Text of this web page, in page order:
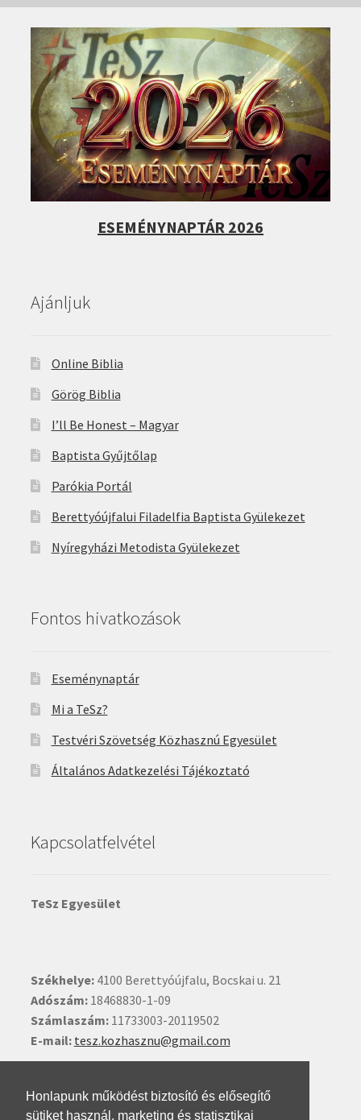
Honlapunk működést biztosító és elősegítő
sütiket használ, marketing és statisztikai
ESEMÉNYNAPTÁR 2026
Ajánljuk
Online Biblia
Görög Biblia
I’ll Be Honest – Magyar
Baptista Gyűjtőlap
Parókia Portál
Berettyóújfalui Filadelfia Baptista Gyülekezet
Nyíregyházi Metodista Gyülekezet
Fontos hivatkozások
Eseménynaptár
Mi a TeSz?
Testvéri Szövetség Közhasznú Egyesület
Általános Adatkezelési Tájékoztató
Kapcsolatfelvétel
TeSz Egyesület
Székhelye:4100 Berettyóújfalu, Bocskai u. 21
Adószám:18468830-1-09
Számlaszám:11733003-20119502
E-mail: tesz.kozhasznu@gmail.com